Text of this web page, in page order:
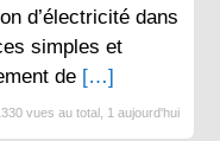
d’électricité dans
simples et
de […]
vues au total, 1 aujourd'hui